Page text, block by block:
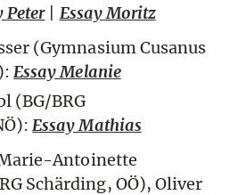
Peter| Essay Moritz
(Gymnasium Cusanus
Essay Melanie
(BG/BRG
Essay Mathias
Antoinette
Schärding, OÖ), Oliver